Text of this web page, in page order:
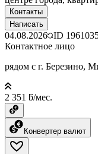
Контакты
Написать
04.08.2026 ID
Контактное лицо
рядом с г. Березино,
2 351 ƃ/мес.
Конвертер валют